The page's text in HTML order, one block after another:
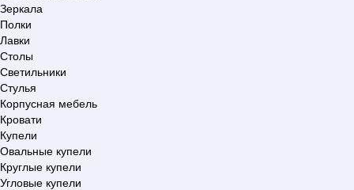
Зеркала
Полки
Лавки
Столы
Светильники
Стулья
Корпусная мебель
Кровати
Купели
Овальные купели
Круглые купели
Угловые купели